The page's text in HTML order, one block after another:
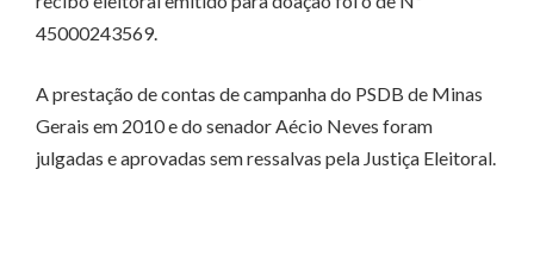
45000243569.
A prestação de contas de campanha do PSDB de Minas
Gerais em 2010 e do senador Aécio Neves foram
julgadas e aprovadas sem ressalvas pela Justiça Eleitoral.